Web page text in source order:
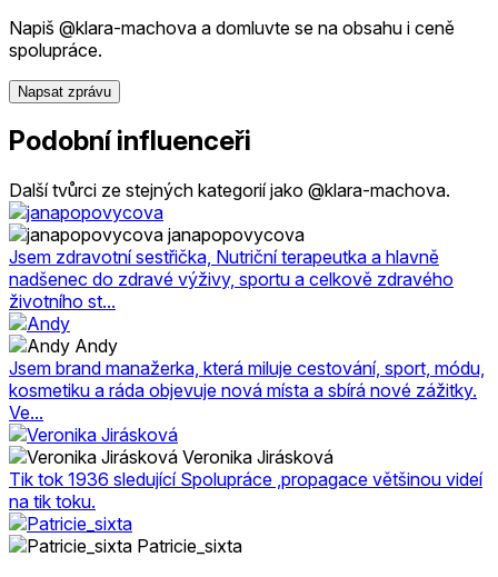
Napiš @klara-machova a domluvte se na obsahu i ceně
spolupráce.
Napsat zprávu
Podobní influenceři
Další tvůrci ze stejných kategorií jako @klara-machova.
janapopovycova
Jsem zdravotní sestřička, Nutriční terapeutka a hlavně
nadšenec do zdravé výživy, sportu a celkově zdravého
životního st...
Andy
Jsem brand manažerka, která miluje cestování, sport, módu,
kosmetiku a ráda objevuje nová místa a sbírá nové zážitky.
Ve...
Veronika Jirásková
Tik tok 1936 sledující Spolupráce ,propagace většinou videí
na tik toku.
Patricie_sixta